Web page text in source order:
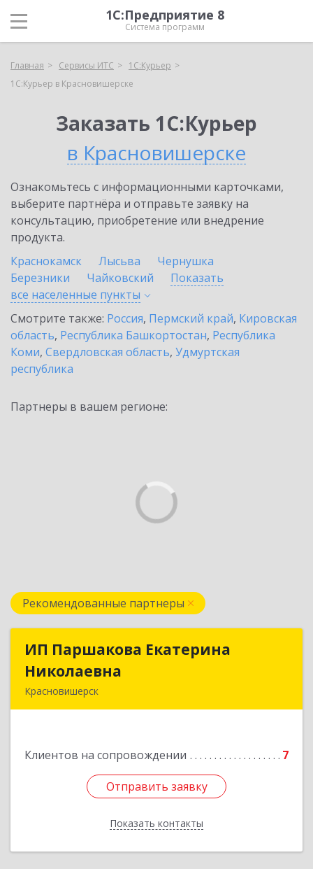
1С:Предприятие 8
Система программ
Главная Сервисы ИТС
1С:Курьер
1С:Курьер в Красновишерске
Заказать 1С:Курьер
в Красновишерске
Ознакомьтесь с информационными карточками,
выберите партнёра и отправьте заявку на
консультацию, приобретение или внедрение
продукта.
Краснокамск
Лысьва
Чернушка
Березники
Чайковский
Показать
все населенные пункты
Смотрите также: Россия, Пермский край, Кировская
область, Республика Башкортостан, Республика
Коми, Свердловская область, Удмуртская
республика
Партнеры в вашем регионе:
Рекомендованные партнеры
ИП Паршакова Екатерина
Николаевна
Красновишерск
Клиентов на сопровождении 7
Отправить заявку
Показать контакты
ИП Паршакова Екатерина
Подробнее
Отправить заявку
Назад